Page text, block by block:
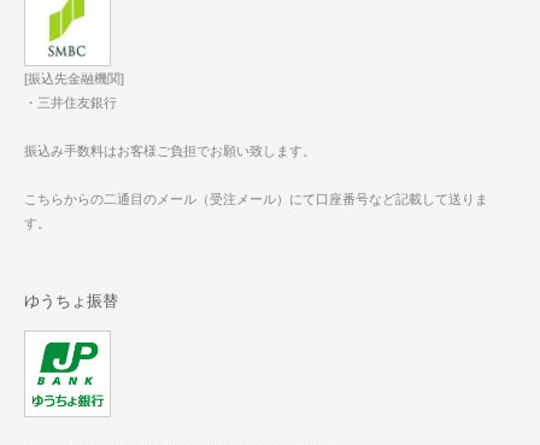
[振込先金融機関]
・三井住友銀行
振込み手数料はお客様ご負担でお願い致します。
こちらからの二通目のメール（受注メール）にて口座番号など記載して送りま
す。
ゆうちょ振替